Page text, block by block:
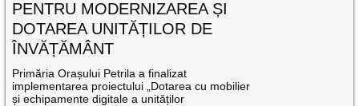
PENTRU MODERNIZAREA ȘI
DOTAREA UNITĂȚILOR DE
ÎNVĂȚĂMÂNT
Primăria Orașului Petrila a finalizat
implementarea proiectului „Dotarea cu mobilier
și echipamente digitale a unităților